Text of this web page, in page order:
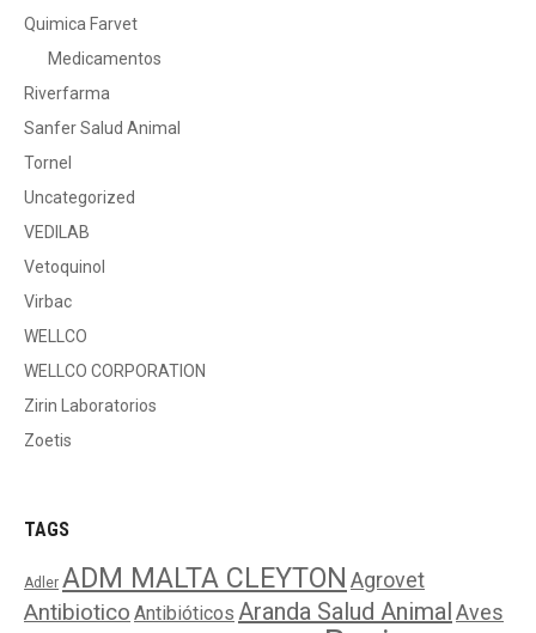
Quimica Farvet
Medicamentos
Riverfarma
Sanfer Salud Animal
Tornel
Uncategorized
VEDILAB
Vetoquinol
Virbac
WELLCO
WELLCO CORPORATION
Zirin Laboratorios
Zoetis
TAGS
Adler ADM MALTA CLEYTON Agrovet
Antibiotico Antibióticos Aranda Salud AnimalAves